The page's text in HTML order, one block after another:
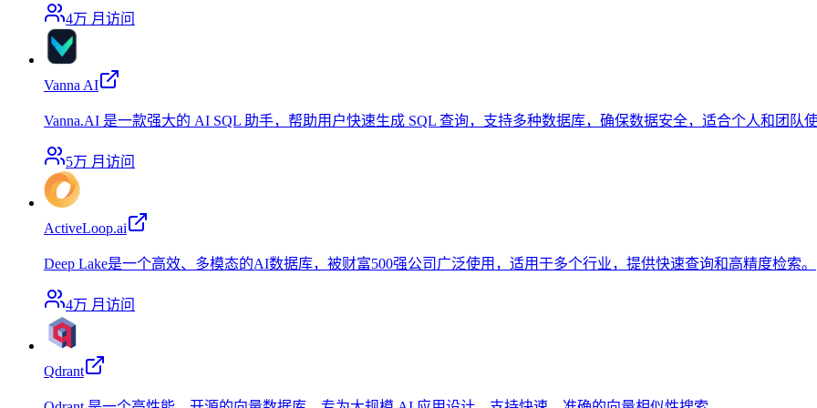
4万 月访问
Vanna AI
Vanna.AI 是一款强大的 AI SQL 助手，帮助用户快速生成 SQL 查询，支持多种数据库，确保数据安全，适合个人和团队
5万 月访问
ActiveLoop.ai
Deep Lake是一个高效、多模态的AI数据库，被财富500强公司广泛使用，适用于多个行业，提供快速查询和高精度检索。
4万 月访问
Qdrant